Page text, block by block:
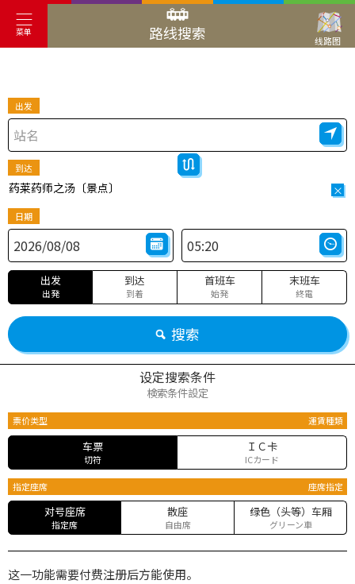
菜单 路线搜索 线路图
出发
到达
药莱药师之汤〔景点〕 ×
日期
出发
出発
到达
到着
首班车
始発
末班车
終電
搜索
设定搜索条件
検索条件設定
票价类型 運賃種類
车票
切符
ＩＣ卡
ICカード
指定座席 座席指定
对号座席
指定席
散座
自由席
绿色（头等）车厢
グリーン車
这一功能需要付费注册后方能使用。